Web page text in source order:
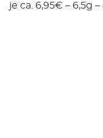
je ca. 6,95€ – 6,5g